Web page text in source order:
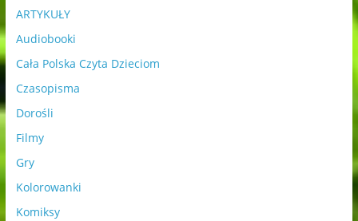
ARTYKUŁY
Audiobooki
Cała Polska Czyta Dzieciom
Czasopisma
Dorośli
Filmy
Gry
Kolorowanki
Komiksy